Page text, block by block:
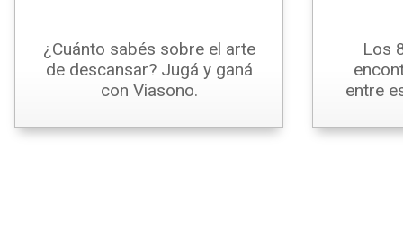
¿Cuánto sabés sobre el arte
de descansar? Jugá y ganá
con Viasono.
Los
entre